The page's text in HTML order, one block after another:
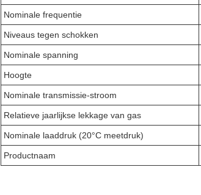
Nominale frequentie
Niveaus tegen schokken
Nominale spanning
Hoogte
Nominale transmissie-stroom
Relatieve jaarlijkse lekkage van gas
Nominale laaddruk (20°C meetdruk)
Productnaam